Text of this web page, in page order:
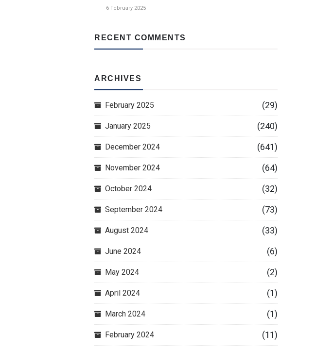
6 February 2025
RECENT COMMENTS
ARCHIVES
February 2025 (29)
January 2025 (240)
December 2024 (641)
November 2024 (64)
October 2024 (32)
September 2024 (73)
August 2024 (33)
June 2024 (6)
May 2024 (2)
April 2024 (1)
March 2024 (1)
February 2024 (11)